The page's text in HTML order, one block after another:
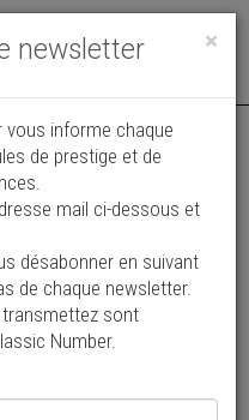
Toggle
vues par
×
newsletter
vous informe chaque
de prestige et de
mail ci-dessous et
désabonner en suivant
de chaque newsletter.
sont
Number.